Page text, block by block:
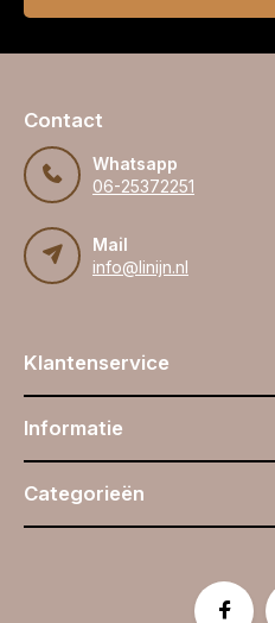
Contact
Whatsapp
06-25372251
Mail
info@linijn.nl
Klantenservice
Informatie
Categorieën